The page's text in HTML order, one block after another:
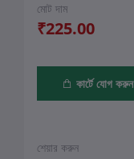
মোট দাম
₹225.00
কার্টে যোগ করুন
শেয়ার করুন